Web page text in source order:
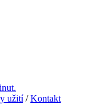
užití/Kontakt